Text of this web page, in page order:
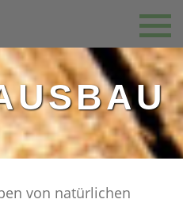
von natürlichen